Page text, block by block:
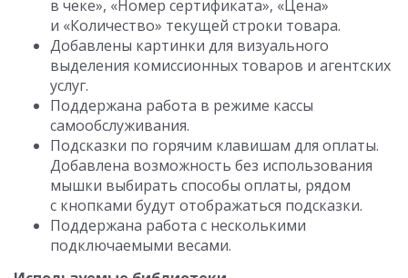
в чеке», «Номер сертификата», «Цена»
и «Количество» текущей строки товара.
Добавлены картинки для визуального
выделения комиссионных товаров и агентских
услуг.
Поддержана работа в режиме кассы
самообслуживания.
Подсказки по горячим клавишам для оплаты.
Добавлена возможность без использования
мышки выбирать способы оплаты, рядом
с кнопками будут отображаться подсказки.
Поддержана работа с несколькими
подключаемыми весами.